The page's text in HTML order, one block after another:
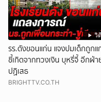
วิ
รร.ดังขอนแก่น แจงปมเด็กถูกแ
ชี้เกิดจากทวงเงิน บุหรี่จี้ อีกฝ่า
ปฏิเสธ
BRIGHTTV.CO.TH